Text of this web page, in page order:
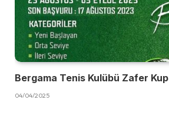
Bergama Tenis Kulübü Zafer
04/04/2025